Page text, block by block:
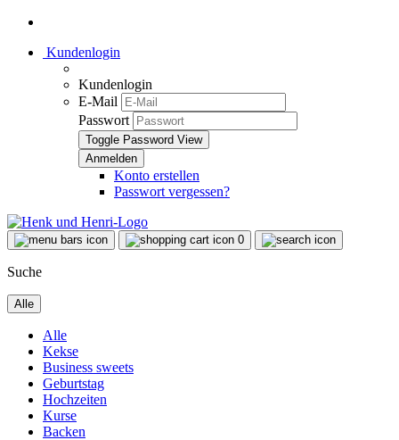
Kundenlogin
Kundenlogin
E-Mail
Passwort
Toggle Password View
Konto erstellen
Passwort vergessen?
0
Suche
Alle
Alle
Kekse
Business sweets
Geburtstag
Hochzeiten
Kurse
Backen